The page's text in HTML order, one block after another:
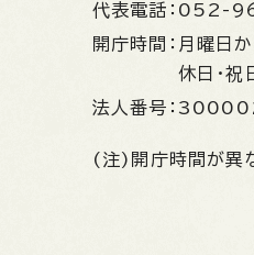
代表電話： 052-
開庁時間： 月曜日
休日・祝
法人番号：
(注)開庁時間が異